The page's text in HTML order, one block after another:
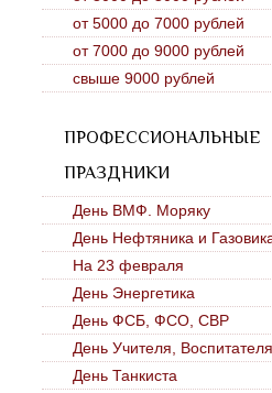
от 5000 до 7000 рублей
от 7000 до 9000 рублей
свыше 9000 рублей
ПРОФЕССИОНАЛЬНЫЕ
ПРАЗДНИКИ
День ВМФ. Моряку
День Нефтяника и
На 23 февраля
День Энергетика
День ФСБ, ФСО, СВР
День Учителя, Воспитателя
День Танкиста